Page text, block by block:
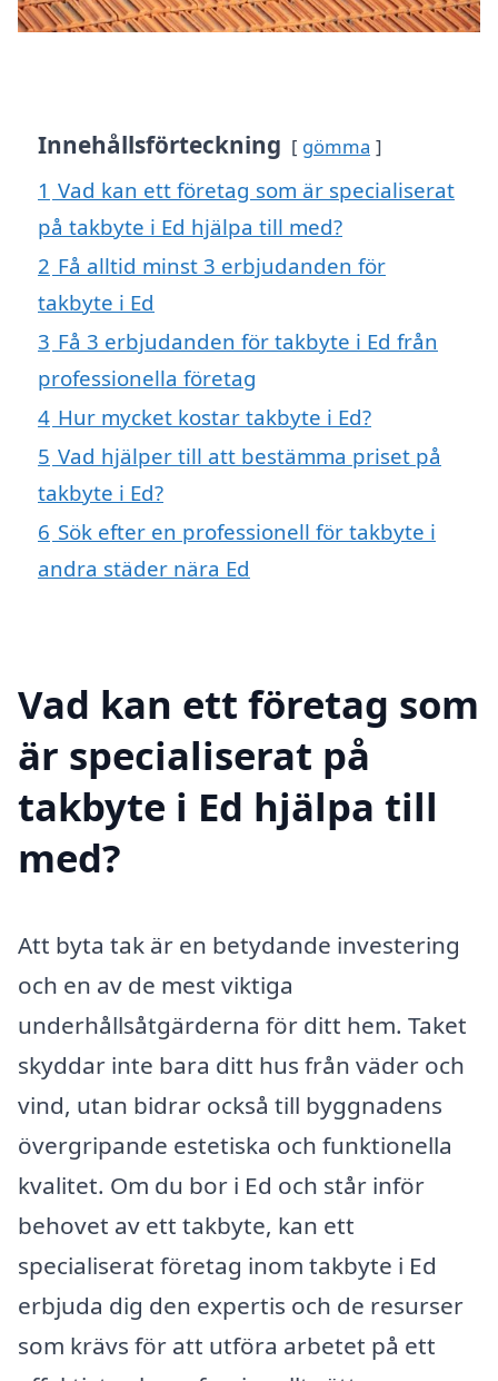
Innehållsförteckning gömma
1 Vad kan ett företag som är specialiserat
på takbyte i Ed hjälpa till med?
2 Få alltid minst 3 erbjudanden för
takbyte i Ed
3 Få 3 erbjudanden för takbyte i Ed från
professionella företag
4 Hur mycket kostar takbyte i Ed?
5 Vad hjälper till att bestämma priset på
takbyte i Ed?
6 Sök efter en professionell för takbyte i
andra städer nära Ed
Vad kan ett företag som
är specialiserat på
takbyte i Ed hjälpa till
med?
Att byta tak är en betydande investering
och en av de mest viktiga
underhållsåtgärderna för ditt hem. Taket
skyddar inte bara ditt hus från väder och
vind, utan bidrar också till byggnadens
övergripande estetiska och funktionella
kvalitet. Om du bor i Ed och står inför
behovet av ett takbyte, kan ett
specialiserat företag inom takbyte i Ed
erbjuda dig den expertis och de resurser
som krävs för att utföra arbetet på ett